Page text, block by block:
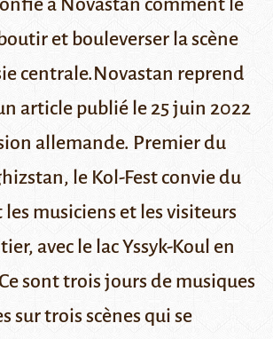
à Novastan comment le
et bouleverser la scène
centrale.Novastan reprend
article publié le 25 juin 2022
allemande. Premier du
le Kol-Festconvie du
les musiciens et les visiteurs
avec le lacYssyk-Koul en
sont trois jours de musiques
sur trois scènes qui se